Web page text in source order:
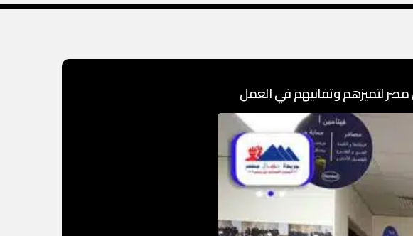
لتميزهم وتفانيهم في العمل